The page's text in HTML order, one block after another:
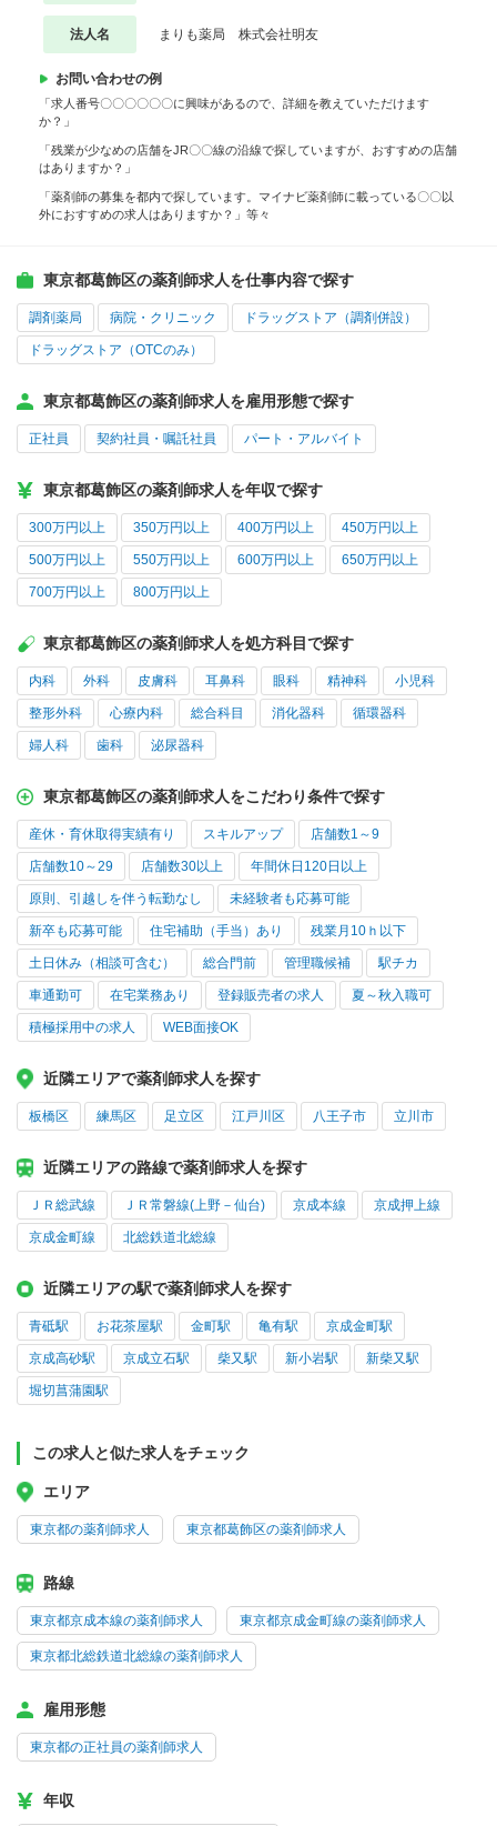
法人名 まりも薬局 株式会社明友
お問い合わせの例
「求人番号〇〇〇〇〇〇に興味があるので、詳細を教えていただけます
か？」
「残業が少なめの店舗をJR〇〇線の沿線で探していますが、おすすめの店舗
はありますか？」
「薬剤師の募集を都内で探しています。マイナビ薬剤師に載っている〇〇以
外におすすめの求人はありますか？」等々
東京都葛飾区の薬剤師求人を仕事内容で探す
調剤薬局 病院・クリニック ドラッグストア（調剤併設）
ドラッグストア（OTCのみ）
東京都葛飾区の薬剤師求人を雇用形態で探す
正社員 契約社員・嘱託社員 パート・アルバイト
東京都葛飾区の薬剤師求人を年収で探す
300万円以上 350万円以上 400万円以上 450万円以上
500万円以上 550万円以上 600万円以上 650万円以上
700万円以上 800万円以上
東京都葛飾区の薬剤師求人を処方科目で探す
内科 外科 皮膚科 耳鼻科 眼科 精神科 小児科
整形外科 心療内科 総合科目 消化器科 循環器科
婦人科 歯科 泌尿器科
東京都葛飾区の薬剤師求人をこだわり条件で探す
産休・育休取得実績有り スキルアップ 店舗数1～9
店舗数10～29 店舗数30以上 年間休日120日以上
原則、引越しを伴う転勤なし 未経験者も応募可能
新卒も応募可能 住宅補助（手当）あり 残業月10ｈ以下
土日休み（相談可含む） 総合門前 管理職候補 駅チカ
車通勤可 在宅業務あり 登録販売者の求人 夏～秋入職可
積極採用中の求人 WEB面接OK
近隣エリアで薬剤師求人を探す
板橋区 練馬区 足立区 江戸川区 八王子市 立川市
近隣エリアの路線で薬剤師求人を探す
ＪＲ総武線 ＪＲ常磐線(上野－仙台) 京成本線 京成押上線
京成金町線 北総鉄道北総線
近隣エリアの駅で薬剤師求人を探す
青砥駅 お花茶屋駅 金町駅 亀有駅 京成金町駅
京成高砂駅 京成立石駅 柴又駅 新小岩駅 新柴又駅
堀切菖蒲園駅
この求人と似た求人をチェック
エリア
東京都の薬剤師求人 東京都葛飾区の薬剤師求人
路線
東京都京成本線の薬剤師求人 東京都京成金町線の薬剤師求人
東京都北総鉄道北総線の薬剤師求人
雇用形態
東京都の正社員の薬剤師求人
年収